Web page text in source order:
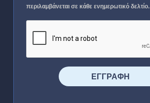
περιλαμβάνεται σε κάθε ενημερωτικό δελτίο.
⠀⠀⠀⠀ΕΓΓΡΑΦΗ⠀⠀⠀⠀